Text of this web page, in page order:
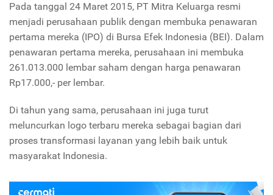
Pada tanggal 24 Maret 2015, PT Mitra Keluarga resmi
menjadi perusahaan publik dengan membuka penawaran
pertama mereka (IPO) di Bursa Efek Indonesia (BEI). Dalam
penawaran pertama mereka, perusahaan ini membuka
261.013.000 lembar saham dengan harga penawaran
Rp17.000,- per lembar.
Di tahun yang sama, perusahaan ini juga turut
meluncurkan logo terbaru mereka sebagai bagian dari
proses transformasi layanan yang lebih baik untuk
masyarakat Indonesia.